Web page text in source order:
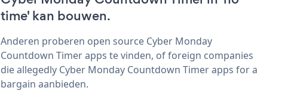
time' kan bouwen.
Anderen proberen open source Cyber Monday
Countdown Timer apps te vinden, of foreign companies
die allegedly Cyber Monday Countdown Timer apps for a
bargain aanbieden.